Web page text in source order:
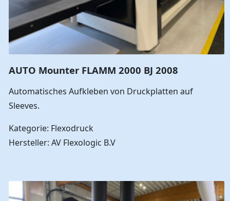
AUTO Mounter FLAMM 2000 BJ 2008
Automatisches Aufkleben von Druckplatten auf
Sleeves.
Kategorie: Flexodruck
Hersteller: AV Flexologic B.V